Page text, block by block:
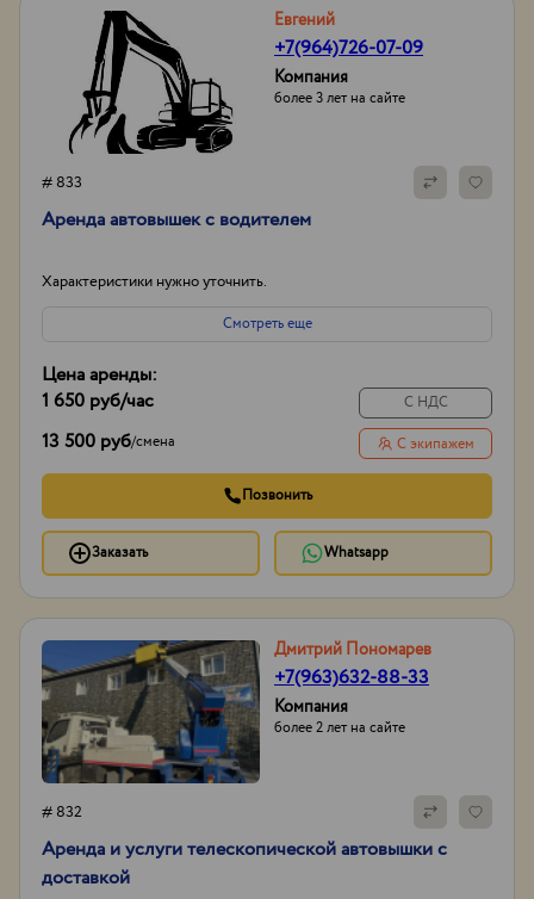
Евгений
+7(964)726-07-09
Компания
более 3 лет на сайте
# 833
Аренда автовышек с водителем
Характеристики нужно уточнить.
Смотреть еще
Цена аренды:
1 650 руб/час
13 500 руб/смена
С НДС
С экипажем
Позвонить
Заказать Whatsapp
Дмитрий Пономарев
+7(963)632-88-33
Компания
более 2 лет на сайте
# 832
Аренда и услуги телескопической автовышки с
доставкой